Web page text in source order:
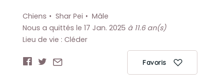
Chiens Shar Pei
Mâle
Nous a quittés le 17 Jan. 2025 à 11.6 an(s)
Lieu de vie : Cléder
Favoris